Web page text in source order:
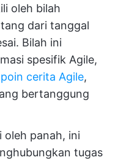
oleh bilah
dari tanggal
Bilah ini
spesifik Agile,
poin cerita Agile,
bertanggung
oleh panah, ini
tugas